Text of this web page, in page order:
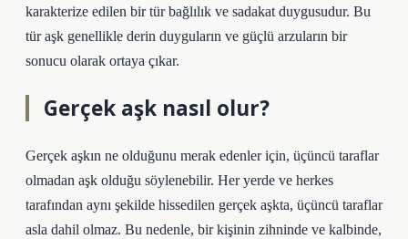
karakterize edilen bir tür bağlılık ve sadakat duygusudur. Bu
tür aşk genellikle derin duyguların ve güçlü arzuların bir
sonucu olarak ortaya çıkar.
Gerçek aşk nasıl olur?
Gerçek aşkın ne olduğunu merak edenler için, üçüncü taraflar
olmadan aşk olduğu söylenebilir. Her yerde ve herkes
tarafından aynı şekilde hissedilen gerçek aşkta, üçüncü taraflar
asla dahil olmaz. Bu nedenle, bir kişinin zihninde ve kalbinde,